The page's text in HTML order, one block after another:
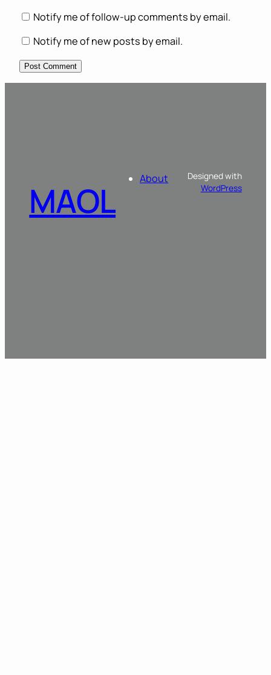
Notify me of follow-up comments by email.
Notify me of new posts by email.
MAOL About
Designed with
WordPress